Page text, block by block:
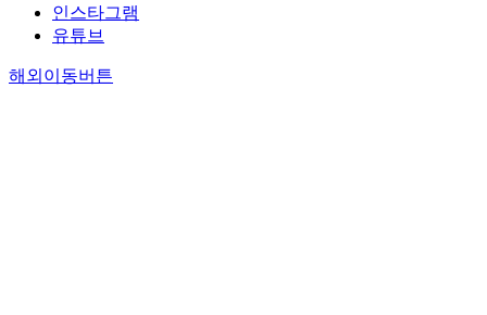
인스타그램
유튜브
해외이동버튼